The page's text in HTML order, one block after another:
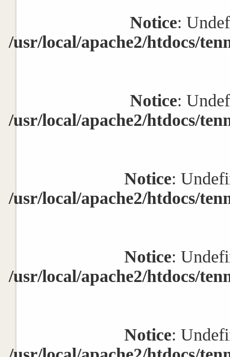
Notice:
/usr/local/apache2/htdocs/
Notice:
/usr/local/apache2/htdocs/
Notice:
/usr/local/apache2/htdocs/
Notice:
/usr/local/apache2/htdocs/
Notice: